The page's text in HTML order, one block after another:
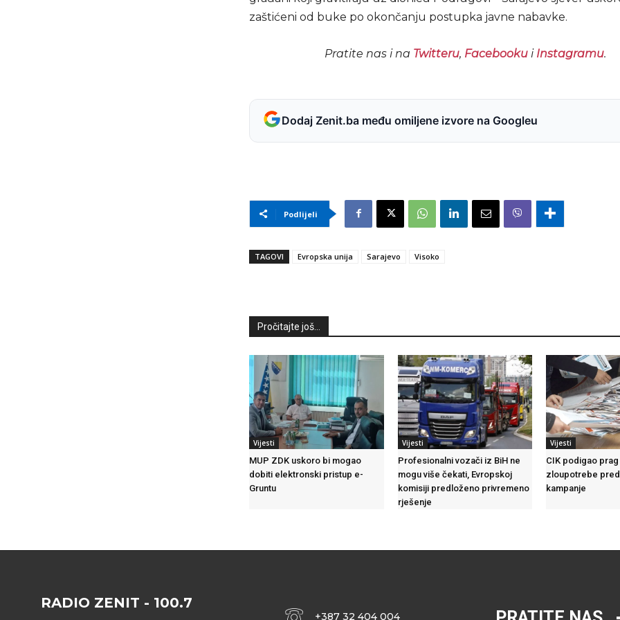
zaštićeni od buke po okončanju postupka javne nabavke.
Pratite nas i na Twitteru, Facebookui Instagramu.
Dodaj Zenit.ba među omiljene izvore na Googleu
Podlijeli
TAGOVI Evropska unija Sarajevo Visoko
Pročitajte još...
Vijesti
MUP ZDK uskoro bi mogao
dobiti elektronski pristup e-
Gruntu
Vijesti
Profesionalni vozači iz BiH ne
mogu više čekati, Evropskoj
komisiji predloženo privremeno
rješenje
Vijesti
CIK podigao
zloupotrebe
kampanje
RADIO ZENIT - 100.7
+387 32 404 004